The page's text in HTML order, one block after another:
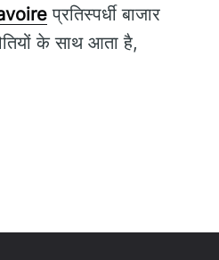
प्रतिस्पर्धी बाजार
के साथ आता है,